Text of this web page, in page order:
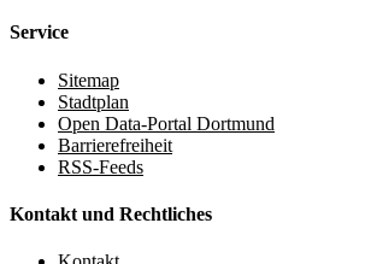
Service
Sitemap
Stadtplan
Open Data-Portal Dortmund
Barrierefreiheit
RSS-Feeds
Kontakt und Rechtliches